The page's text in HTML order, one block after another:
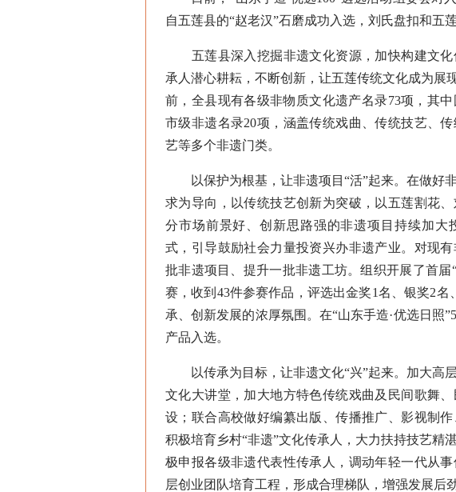
自五莲县的“赵老汉”石磨成功入选，刘氏盘扣和五
五莲县深入挖掘非遗文化资源，加快构建文化
承人潜心耕耘，不断创新，让五莲传统文化成为展
前，全县现有各级非物质文化遗产名录73项，其中
市级非遗名录20项，涵盖传统戏曲、传统技艺、
艺等多个非遗门类。
以保护为根基，让非遗项目“活”起来。在做好
求为导向，以传统技艺创新为突破，以五莲割花
分市场前景好、创新思路强的非遗项目持续加大
式，引导鼓励社会力量投资兴办非遗产业。对现
批非遗项目、提升一批非遗工坊。组织开展了首届
赛，收到43件参赛作品，评选出金奖1名、银奖2
承、创新发展的浓厚氛围。在“山东手造·优选日照
产品入选。
以传承为目标，让非遗文化“兴”起来。加大高
文化大讲堂，加大地方特色传统戏曲及民间歌舞
设；联合高校做好编纂出版、传播推广、影视制作
积极培育乡村“非遗”文化传承人，大力扶持技艺精
极申报各级非遗代表性传承人，调动年轻一代从
层创业团队培育工程，形成合理梯队，增强发展后劲